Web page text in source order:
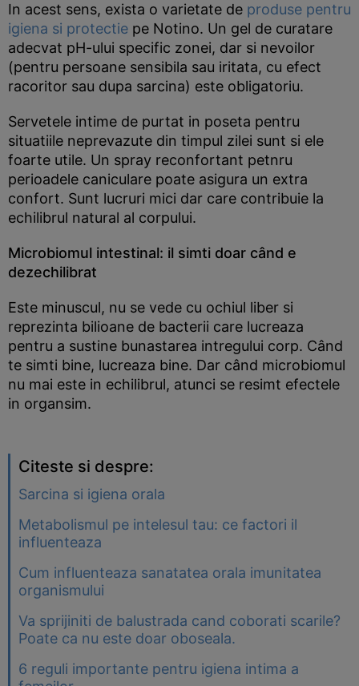
In acest sens, exista o varietate de produse pentru
igiena si protectie pe Notino. Un gel de curatare
adecvat pH-ului specific zonei, dar si nevoilor
(pentru persoane sensibila sau iritata, cu efect
racoritor sau dupa sarcina) este obligatoriu.
Servetele intime de purtat in poseta pentru
situatiile neprevazute din timpul zilei sunt si ele
foarte utile. Un spray reconfortant petnru
perioadele caniculare poate asigura un extra
confort. Sunt lucruri mici dar care contribuie la
echilibrul natural al corpului.
Microbiomul intestinal: il simti doar când e
dezechilibrat
Este minuscul, nu se vede cu ochiul liber si
reprezinta bilioane de bacterii care lucreaza
pentru a sustine bunastarea intregului corp. Când
te simti bine, lucreaza bine. Dar când microbiomul
nu mai este in echilibrul, atunci se resimt efectele
in organsim.
Citeste si despre:
Sarcina si igiena orala
Metabolismul pe intelesul tau: ce factori il
influenteaza
Cum influenteaza sanatatea orala imunitatea
organismului
Va sprijiniti de balustrada cand coborati scarile?
Poate ca nu este doar oboseala.
6 reguli importante pentru igiena intima a